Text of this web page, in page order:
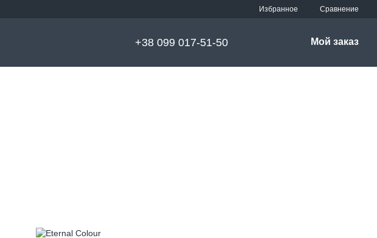
Избранное Сравнение
+38 099 017-51-50 Мой заказ